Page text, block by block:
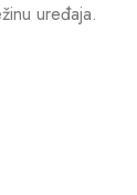
uređaja.